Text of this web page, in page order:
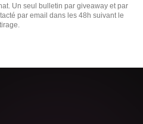
Un seul bulletin par giveaway et par
par email dans les 48h suivant le
tirage.